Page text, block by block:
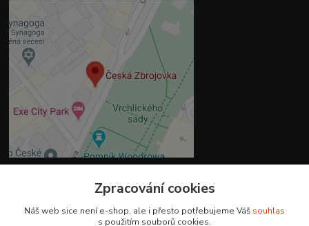
+420 225 375 800
Zpracování cookies
Náš web sice není e-shop, ale i přesto potřebujeme Váš souhlas
s použitím souborů cookies.